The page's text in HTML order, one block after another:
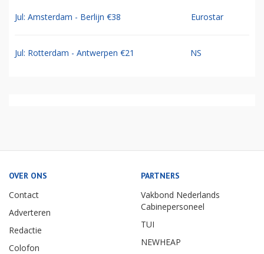
Jul: Amsterdam - Berlijn €38 Eurostar
Jul: Rotterdam - Antwerpen €21 NS
OVER ONS
Contact
Adverteren
Redactie
Colofon
PARTNERS
Vakbond Nederlands
Cabinepersoneel
TUI
NEWHEAP